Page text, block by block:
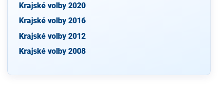
Krajské volby 2020
Krajské volby 2016
Krajské volby 2012
Krajské volby 2008